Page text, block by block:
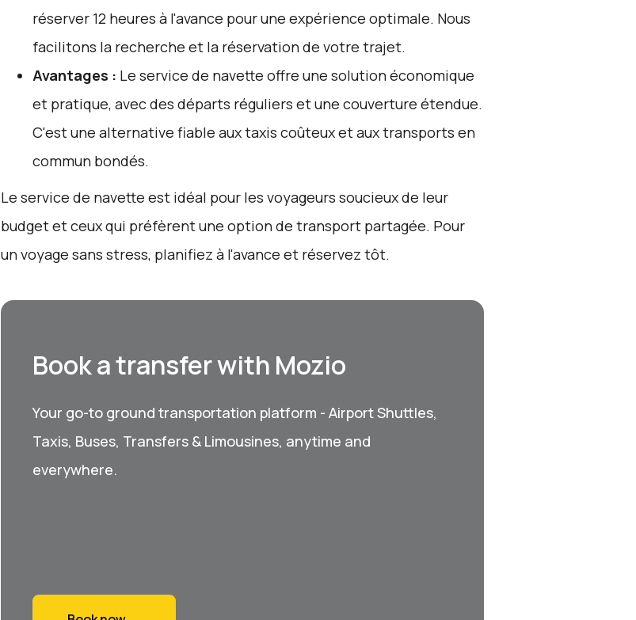
réserver 12 heures à l'avance pour une expérience optimale. Nous
facilitons la recherche et la réservation de votre trajet.
Avantages : Le service de navette offre une solution économique
et pratique, avec des départs réguliers et une couverture étendue.
C'est une alternative fiable aux taxis coûteux et aux transports en
commun bondés.
Le service de navette est idéal pour les voyageurs soucieux de leur
budget et ceux qui préfèrent une option de transport partagée. Pour
un voyage sans stress, planifiez à l'avance et réservez tôt.
Book a transfer with Mozio
Your go-to ground transportation platform - Airport Shuttles,
Taxis, Buses, Transfers & Limousines, anytime and
everywhere.